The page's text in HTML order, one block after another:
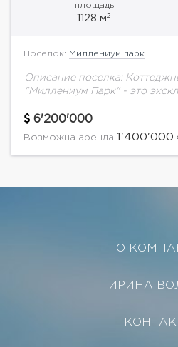
площадь
1128 м2
Посёлок: Миллениум парк
Описание поселка:
"Миллениум Парк" - это
Luxe - уникален. В структуру
включена система...
6'200'000
Возможна аренда 1'400'000
О
ИРИНА